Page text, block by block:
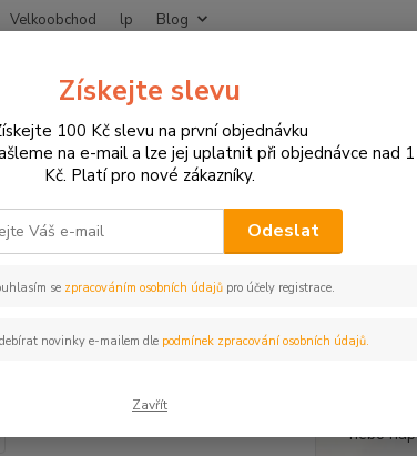
Velkoobchod lp Blog
Hledat Nevíte
+420
MOTORKU Textilní moto zavazadla
pouzdro pro GPS
SW
chytré
nebo
Získejte slevu
100 Kč slevu na první objednávku
na e-mail a lze jej uplatnit při objednávce nad
Kč. Platí pro nové zákazníky.
Odeslat
se zpracováním osobních údajů pro účely registrace.
novinky e-mailem dle podmínek zpracování osobních údajů.
Zavřít